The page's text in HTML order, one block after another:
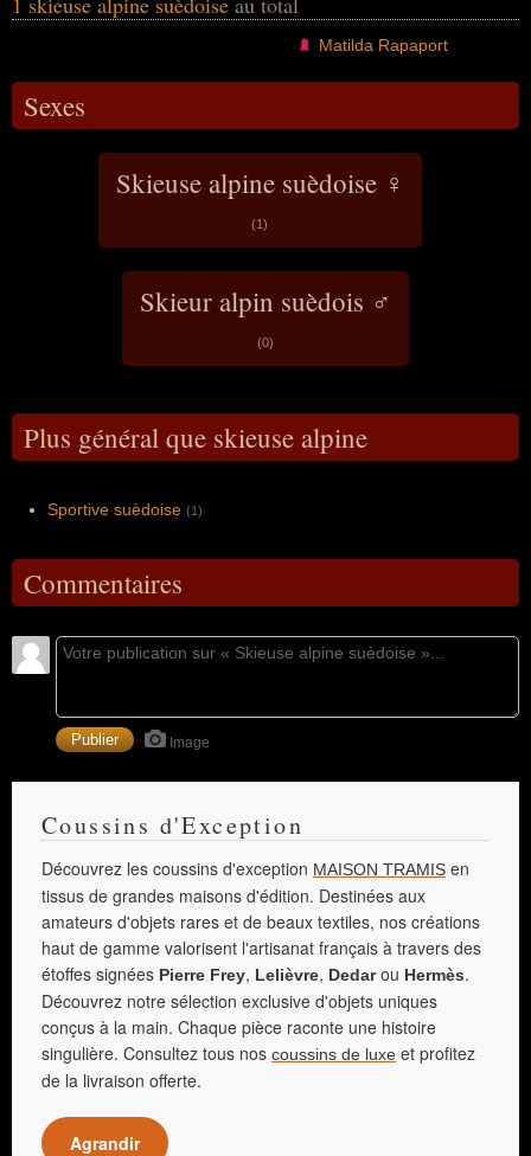
Matilda Rapaport
Sexes
Skieuse alpine suèdoise ♀
(1)
Skieur alpin suèdois ♂
(0)
Plus général que skieuse alpine
Sportive suèdoise (1)
Commentaires
Image
Coussins d'Exception
Découvrez les coussins d'exception MAISON TRAMIS en
tissus de grandes maisons d'édition. Destinées aux
amateurs d'objets rares et de beaux textiles, nos créations
haut de gamme valorisent l'artisanat français à travers des
étoffes signées Pierre Frey, Lelièvre, Dedarou Hermès.
Découvrez notre sélection exclusive d'objets uniques
conçus à la main. Chaque pièce raconte une histoire
singulière. Consultez tous nos coussins de luxe et profitez
de la livraison offerte.
Agrandir